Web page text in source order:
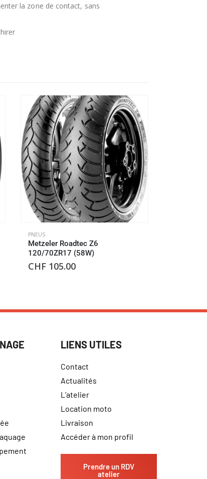
la zone de contact, sans
PNEUS
Metzeler Roadtec Z6
120/70ZR17 (58W)
CHF 105.00
LIENS UTILES
Contact
Actualités
L’atelier
Location moto
Livraison
Accéder à mon profil
Prendre un RDV
atelier